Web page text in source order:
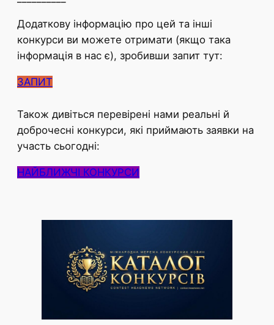
Додаткову інформацію про цей та інші
конкурси ви можете отримати (якщо така
інформація в нас є), зробивши запит тут:
ЗАПИТ
Також дивіться перевірені нами реальні й
доброчесні конкурси, які приймають заявки на
участь сьогодні:
НАЙБЛИЖЧІ КОНКУРСИ